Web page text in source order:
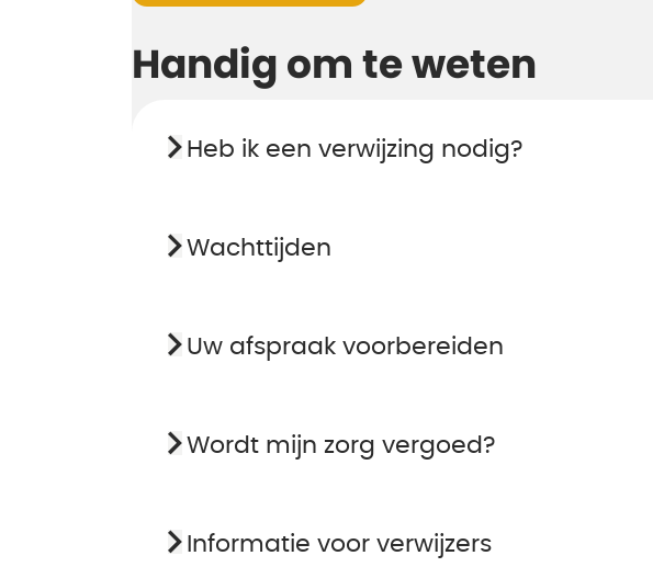
Handig om te weten
Heb ik een verwijzing nodig?
Wachttijden
Uw afspraak voorbereiden
Wordt mijn zorg vergoed?
Informatie voor verwijzers